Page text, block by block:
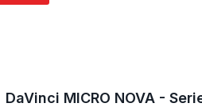
DaVinci MICRO NOVA -